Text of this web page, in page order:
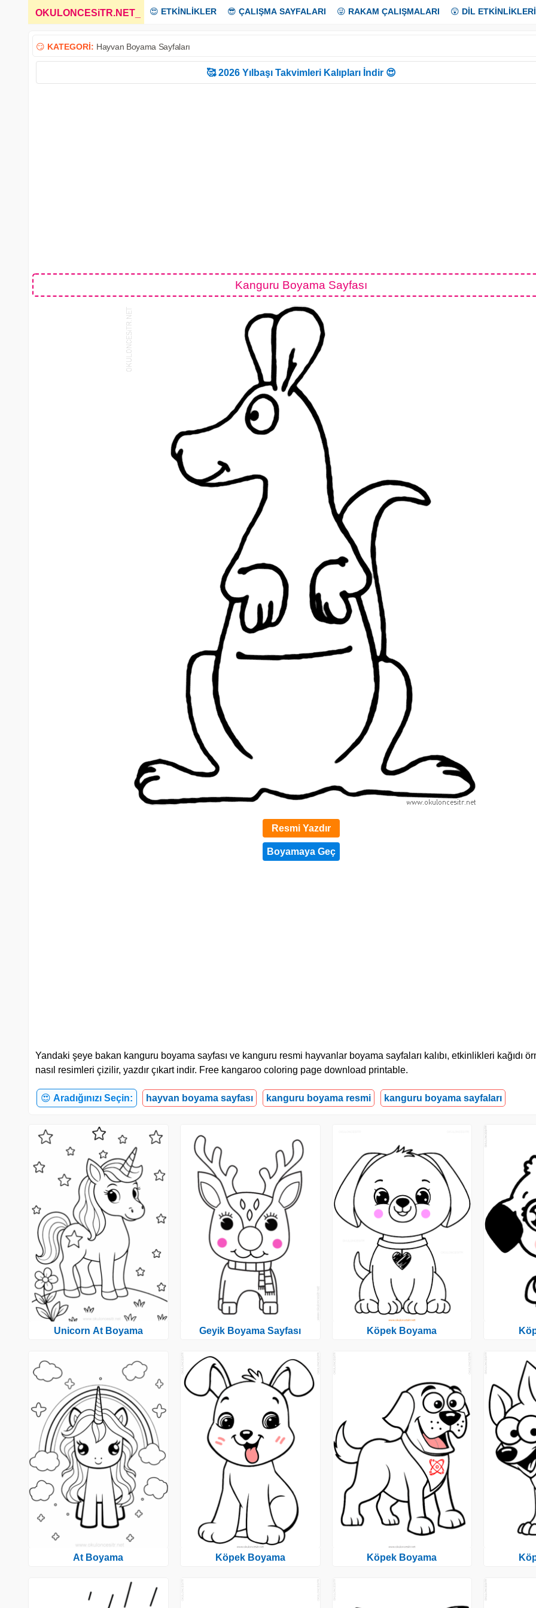
OKULONCESiTR.NET 😍 ETKİNLİKLER 😎 ÇALIŞMA SAYFALARI 😜 RAKAM ÇALIŞMALARI 😲 DİL ETKİNLİKLERİ
😏 KATEGORİ: Hayvan Boyama Sayfaları
🥰 2026 Yılbaşı Takvimleri Kalıpları İndir 😍
Kanguru Boyama Sayfası
Resmi Yazdır
Yandaki şeye bakan kanguru boyama sayfası ve kanguru resmi hayvanlar boyama sayfaları kalıbı, etkinlikleri kağıdı
nasıl resimleri çizilir, yazdır çıkart indir. Free kangaroo coloring page download printable.
😍 Aradığınızı Seçin: hayvan boyama sayfası kanguru boyama resmi kanguru boyama sayfaları
Unicorn At Boyama
At Boyama
Geyik Boyama Sayfası
Köpek Boyama
Köpek Boyama
Köpek Boyama